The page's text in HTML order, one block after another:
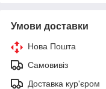
Умови доставки
Нова Пошта
Самовивіз
Доставка кур'єром